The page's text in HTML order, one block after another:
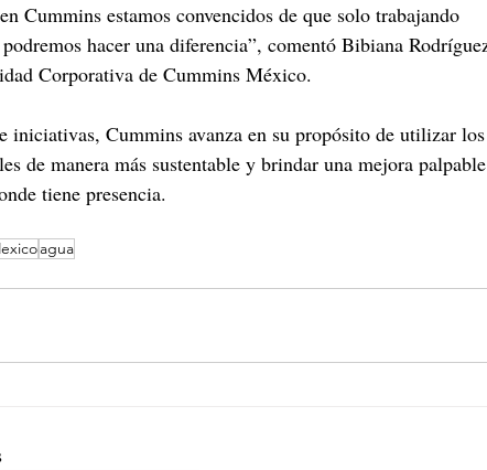
Cummins estamos convencidos de que solo trabajando
hacer una diferencia”, comentó Bibiana
Corporativa de Cummins México.
iniciativas, Cummins avanza en su propósito de utilizar los
de manera más sustentable y brindar una mejora
tiene presencia.
agua